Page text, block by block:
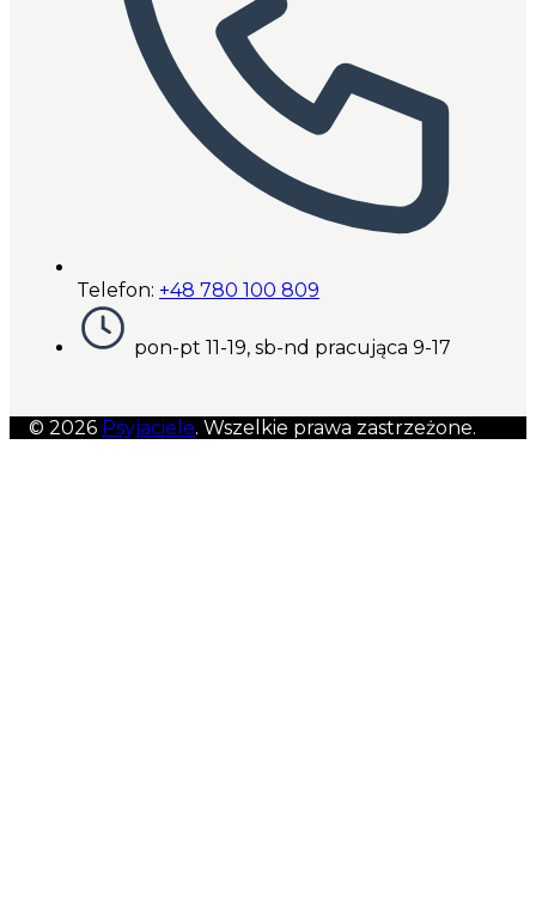
Telefon: +48 780 100 809
pon-pt 11-19, sb-nd pracująca 9-17
© 2026 Psyjaciele. Wszelkie prawa zastrzeżone.